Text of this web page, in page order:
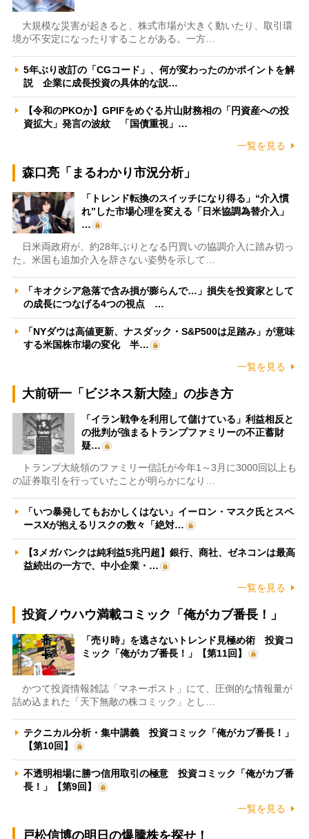
大規模な災害が起きると、株式市場が大きく動いたり、取引環
境が不安定になったりすることがある。一方…
5年ぶり改訂の「CGコード」、何が変わったのかポイントを解
説 企業に成長投資の具体的な説…
【令和のPKOか】GPIFをめぐる片山財務相の「円資産への投
資拡大」発言の波紋 「国債重視」…
一覧を見る
森口亮「まるわかり市況分析」
「トレンド転換のスイッチになり得る」“介入慣
れ”した市場心理を変える「日米協調為替介入」
…
日米両政府が、約28年ぶりとなる円買いの協調介入に踏み切っ
た。米国も追加介入を辞さない姿勢を示して…
「キオクシア急落で含み損が膨らんで…」損失を投資家として
の成長につなげる4つの視点 …
「NYダウは高値更新、ナスダック・S&P500は足踏み」が意味
する米国株市場の変化 半…
一覧を見る
大前研一「ビジネス新大陸」の歩き方
「イラン戦争を利用して儲けている」利益相反と
の批判が強まるトランプファミリーの不正蓄財
疑…
トランプ大統領のファミリー信託が今年1～3月に3000回以上も
の証券取引を行っていたことが明らかになり…
「いつ暴発してもおかしくはない」イーロン・マスク氏とスペ
ースXが抱えるリスクの数々「絶対…
【3メガバンクは純利益5兆円超】銀行、商社、ゼネコンは最高
益続出の一方で、中小企業・…
一覧を見る
投資ノウハウ満載コミック「俺がカブ番長！」
「売り時」を逃さないトレンド見極め術 投資コ
ミック「俺がカブ番長！」【第11回】
かつて投資情報雑誌「マネーポスト」にて、圧倒的な情報量が
詰め込まれた「天下無敵の株コミック」とし…
テクニカル分析・集中講義 投資コミック「俺がカブ番長！」
【第10回】
不透明相場に勝つ信用取引の極意 投資コミック「俺がカブ番
長！」【第9回】
一覧を見る
戸松信博の明日の爆騰株を探せ！